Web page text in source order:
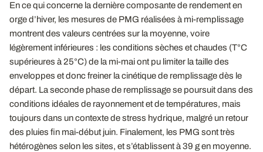
En ce qui concerne la dernière composante de rendement en
orge d’hiver, les mesures de PMG réalisées à mi-remplissage
montrent des valeurs centrées sur la moyenne, voire
légèrement inférieures : les conditions sèches et chaudes (T°C
supérieures à 25°C) de la mi-mai ont pu limiter la taille des
enveloppes et donc freiner la cinétique de remplissage dès le
départ. La seconde phase de remplissage se poursuit dans des
conditions idéales de rayonnement et de températures, mais
toujours dans un contexte de stress hydrique, malgré un retour
des pluies fin mai-début juin. Finalement, les PMG sont très
hétérogènes selon les sites, et s’établissent à 39 g en moyenne.